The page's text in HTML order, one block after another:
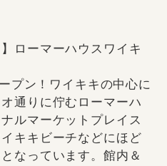
ローマーハウスワイキ
プン！ワイキキの中心に
通りに佇むローマーハ
ルマーケットプレイス
キキビーチなどにほど
なっています。館内＆